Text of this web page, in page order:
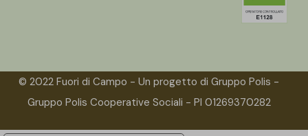
© 2022 Fuori di Campo - Un progetto di Gruppo Polis -
Gruppo Polis Cooperative Sociali - PI 01269370282